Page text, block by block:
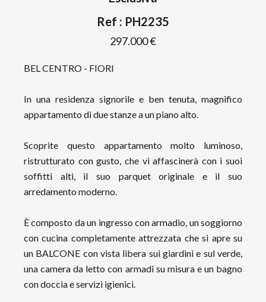
Ref : PH2235
297.000 €
BEL CENTRO - FIORI
In una residenza signorile e ben tenuta, magnifico
appartamento di due stanze a un piano alto.
Scoprite questo appartamento molto luminoso,
ristrutturato con gusto, che vi affascinerà con i suoi
soffitti alti, il suo parquet originale e il suo
arredamento moderno.
È composto da un ingresso con armadio, un soggiorno
con cucina completamente attrezzata che si apre su
un BALCONE con vista libera sui giardini e sul verde,
una camera da letto con armadi su misura e un bagno
con doccia e servizi igienici.